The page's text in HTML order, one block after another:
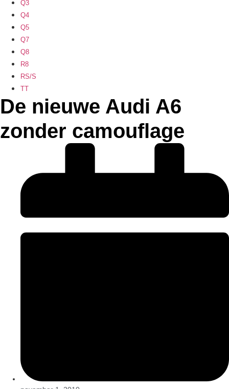
Q3
Q4
Q5
Q7
Q8
R8
RS/S
TT
De nieuwe Audi A6
zonder camouflage